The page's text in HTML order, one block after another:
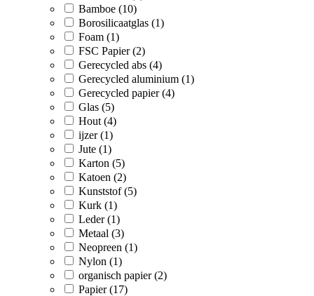
Bamboe (10)
Borosilicaatglas (1)
Foam (1)
FSC Papier (2)
Gerecycled abs (4)
Gerecycled aluminium (1)
Gerecycled papier (4)
Glas (5)
Hout (4)
ijzer (1)
Jute (1)
Karton (5)
Katoen (2)
Kunststof (5)
Kurk (1)
Leder (1)
Metaal (3)
Neopreen (1)
Nylon (1)
organisch papier (2)
Papier (17)